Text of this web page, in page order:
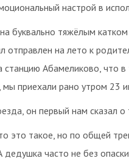
настрой в
буквально тяжёлым
отправлен на лето к
станцию Абамеликово, что
приехали рано утром 23
он первый нам сказал о
это такое, но по общей
часто не без